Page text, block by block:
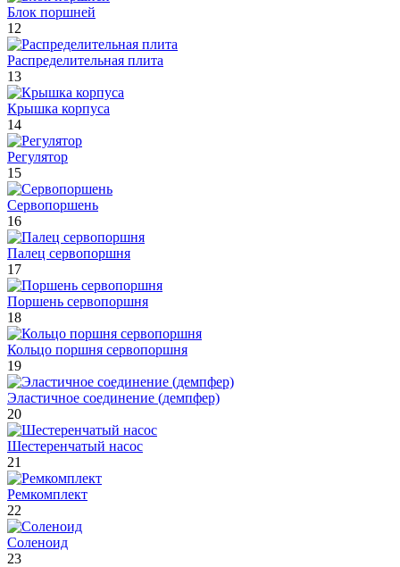
Блок поршней
12
Распределительная плита
13
Крышка корпуса
14
Регулятор
15
Сервопоршень
16
Палец сервопоршня
17
Поршень сервопоршня
18
Кольцо поршня сервопоршня
19
Эластичное соединение (демпфер)
20
Шестеренчатый насос
21
Ремкомплект
22
Соленоид
23